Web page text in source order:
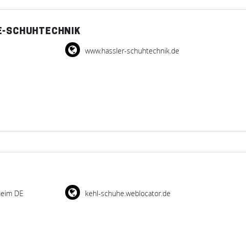
SCHUHTECHNIK
www.hassler-schuhtechnik.de
DE kehl-schuhe.weblocator.de